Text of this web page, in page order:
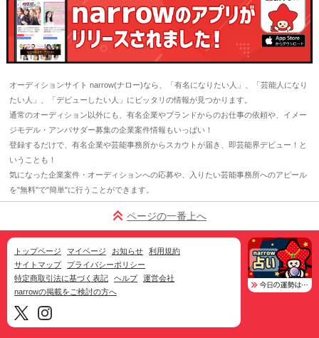
オーディションサイト narrow(ナロー)なら、「有名になりたい人」、「芸能人になり
たい人」、「デビューしたい人」にピッタリの情報が見つかります。
通常のオーディション以外にも、有名企業やブランドからのお仕事の依頼や、イメー
ジモデル・アンバサダー募集の企業案件情報もいっぱい！
登録するだけで、有名企業や芸能事務所からスカウトが届き、即芸能界デビュー！と
いうことも！
気になった企業案件・オーディションへの応募や、入りたい芸能事務所へのアピール
を"無料"で"簡単"に行うことができます。
ページの一番上へ
トップページ マイページ お知らせ
利用規約
サイトマップ
プライバシーポリシー
特定商取引法に基づく表記
ヘルプ
運営会社
narrowの掲載をご検討の方へ